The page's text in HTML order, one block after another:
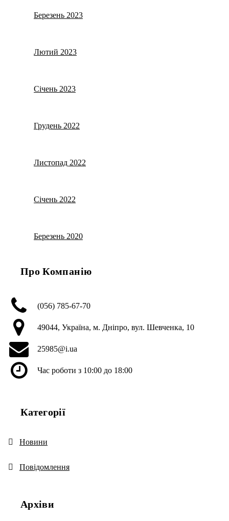
Березень 2023
Лютий 2023
Січень 2023
Грудень 2022
Листопад 2022
Січень 2022
Березень 2020
Про Компанію
(056) 785-67-70
49044, Україна, м. Дніпро, вул. Шевченка, 10
25985@i.ua
Час роботи з 10:00 до 18:00
Категорії
Новини
Повідомлення
Архіви